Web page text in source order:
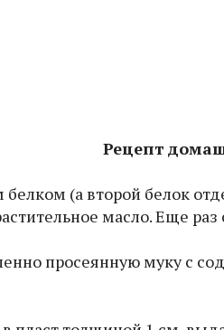
Рецепт
(а второй белок
масло. Еще раз
просеянную муку с